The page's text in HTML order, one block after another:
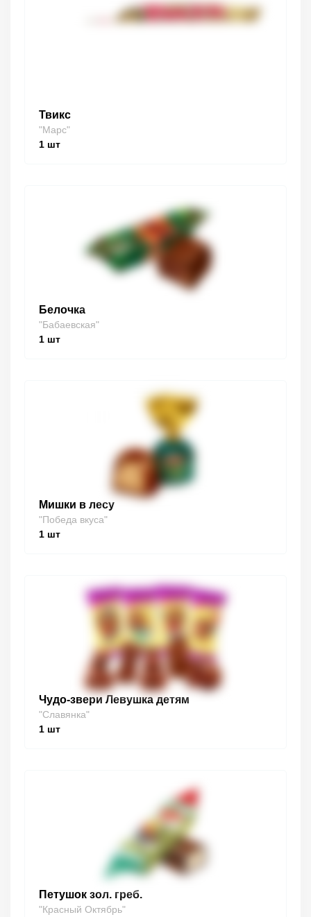
Твикс
"Марс"
1 шт
Белочка
"Бабаевская"
1 шт
Мишки в лесу
"Победа вкуса"
1 шт
Чудо-звери Левушка детям
"Славянка"
1 шт
Петушок зол. греб.
"Красный Октябрь"